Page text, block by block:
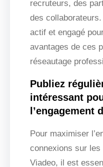
recruteurs, des
des
actif et engagé
avantages de ces
réseautage
Publiez
intéressant
l’engagement
Pour maximiser
connexions sur
Viadeo, il est